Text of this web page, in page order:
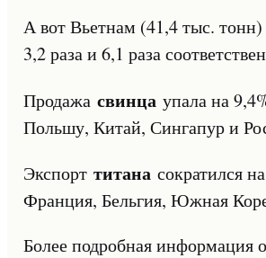
А вот Вьетнам (41,4 тыс.
3,2 раза и 6,1 раза
Продажа свинца упала на
Польшу, Китай, Сингапур и
Экспорт титана сократился
Франция, Бельгия, Южная
Более подробная информация